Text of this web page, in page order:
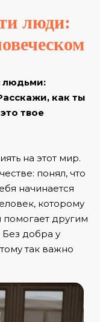
люди:
людьми:
как ты
твое
на этот мир.
понял, что
начинается
которому
другим
добра у
так важно